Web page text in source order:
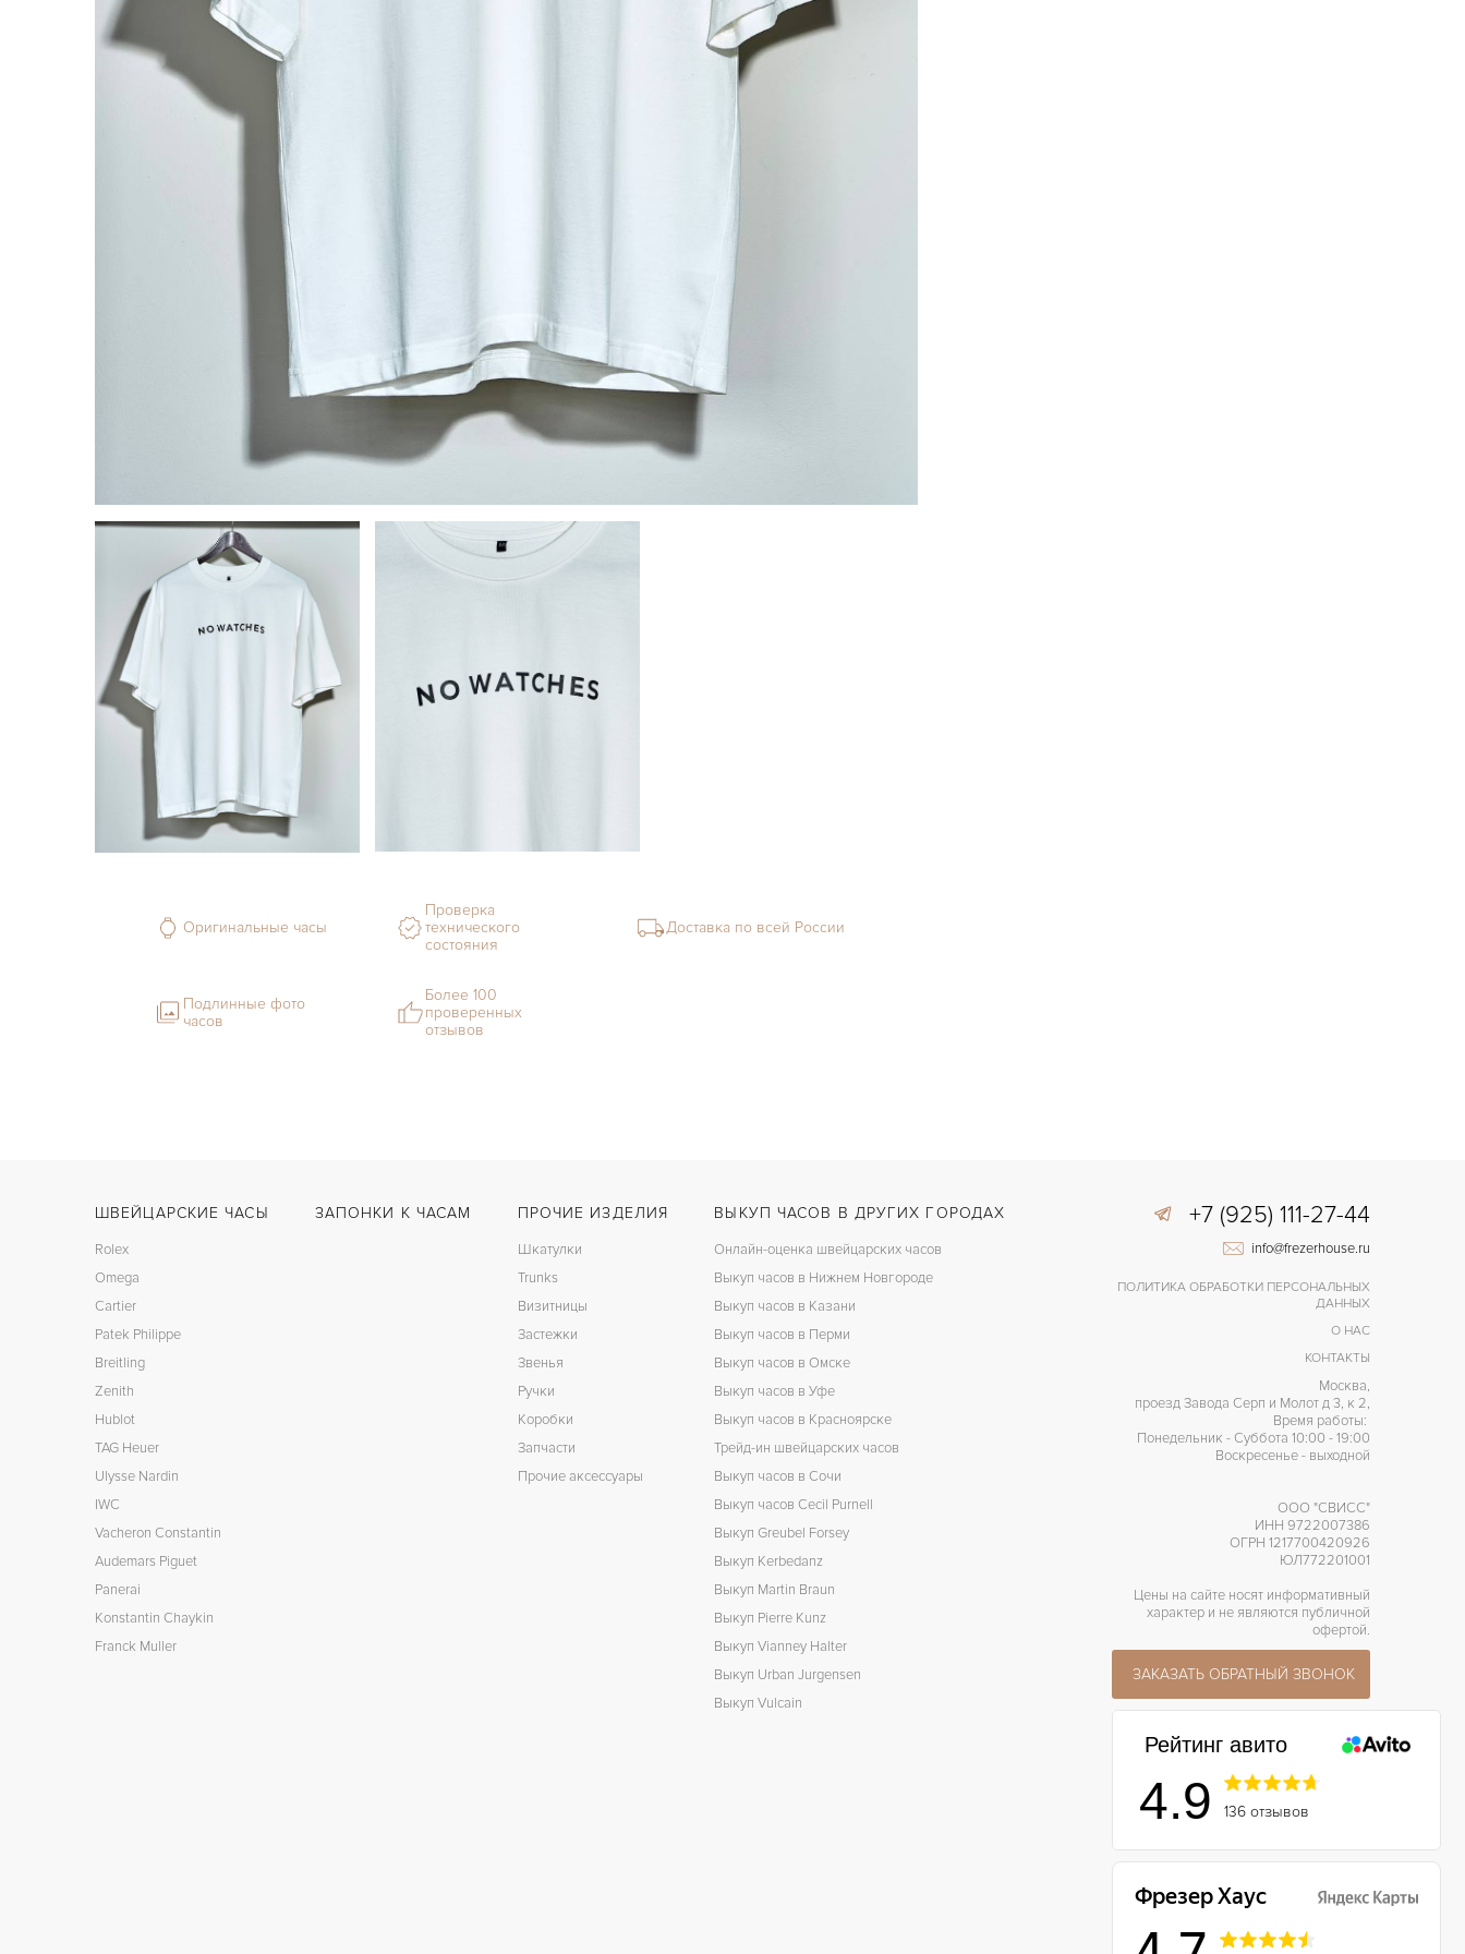
Оригинальные часы
Проверка
технического
состояния
Доставка по всей России
Подлинные фото
часов
Более 100
проверенных
отзывов
ШВЕЙЦАРСКИЕ ЧАСЫ
Rolex
Omega
Cartier
Patek Philippe
Breitling
Zenith
Hublot
TAG Heuer
Ulysse Nardin
IWC
Vacheron Constantin
Audemars Piguet
Panerai
Konstantin Chaykin
Franck Muller
ЗАПОНКИ К ЧАСАМ ПРОЧИЕ ИЗДЕЛИЯ
Шкатулки
Trunks
Визитницы
Застежки
Звенья
Ручки
Коробки
Запчасти
Прочие аксессуары
ВЫКУП ЧАСОВ В ДРУГИХ ГОРОДАХ
Онлайн-оценка швейцарских часов
Выкуп часов в Нижнем Новгороде
Выкуп часов в Казани
Выкуп часов в Перми
Выкуп часов в Омске
Выкуп часов в Уфе
Выкуп часов в Красноярске
Трейд-ин швейцарских часов
Выкуп часов в Сочи
Выкуп часов Cecil Purnell
Выкуп Greubel Forsey
Выкуп Kerbedanz
Выкуп Martin Braun
Выкуп Pierre Kunz
Выкуп Vianney Halter
Выкуп Urban Jurgensen
Выкуп Vulcain
+7 (925) 111-27-44
info@frezerhouse.ru
ПОЛИТИКА ОБРАБОТКИ ПЕРСОНАЛЬНЫХ
ДАННЫХ
О НАС
КОНТАКТЫ
Москва,
проезд Завода Серп и Молот д 3, к 2,
Время работы:
Понедельник - Суббота 10:00 - 19:00
Воскресенье - выходной
ООО "СВИСС"
ИНН 9722007386
ОГРН 1217700420926
ЮЛ772201001
Цены на сайте носят информативный
характер и не являются публичной
офертой.
ЗАКАЗАТЬ ОБРАТНЫЙ ЗВОНОК
Рейтинг авито
4.9 136 отзывов